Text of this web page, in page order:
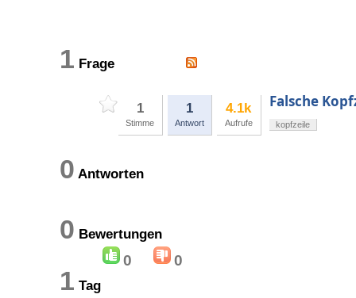
1 Frage
1
Stimme
1
Antwort
4.1k
Aufrufe
Falsche
kopfzeile
0 Antworten
0 Bewertungen
0 0
1 Tag